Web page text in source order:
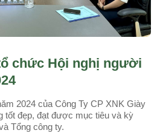
chức Hội nghị người
2024 của Công Ty CP XNK Giày
tốt đẹp, đạt được mục tiêu và kỳ
Tổng công ty.